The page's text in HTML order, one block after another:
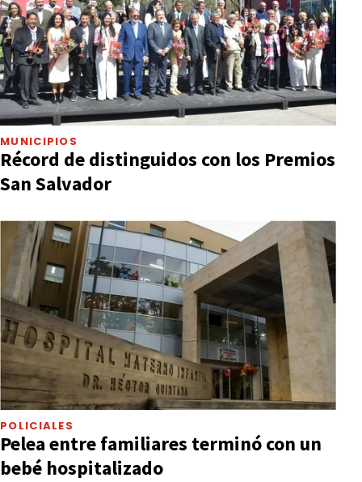
MUNICIPIOS
Récord de distinguidos con los Premios
San Salvador
POLICIALES
Pelea entre familiares terminó con un
bebé hospitalizado